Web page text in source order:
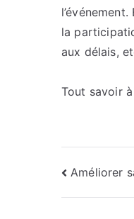
la
aux délais,
Tout savoir
de
Améliorer